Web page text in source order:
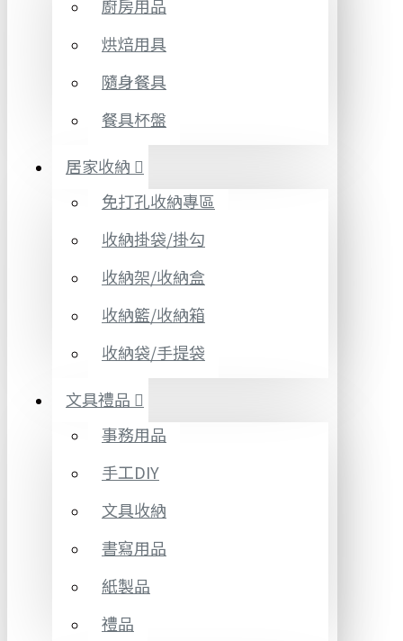
廚房用品
烘焙用具
隨身餐具
餐具杯盤
居家收納
免打孔收納專區
收納掛袋/掛勾
收納架/收納盒
收納籃/收納箱
收納袋/手提袋
文具禮品
事務用品
手工DIY
文具收納
書寫用品
紙製品
禮品